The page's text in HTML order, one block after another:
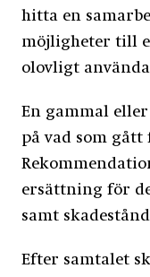
hitta en
möjligheter till
olovligt
En gammal
på vad som
ersättning för
samt
Efter samtalet